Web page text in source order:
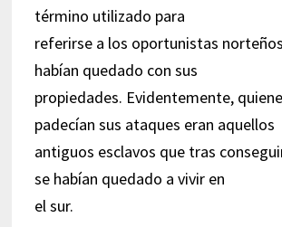
término utilizado para
referirse a los oportunistas
habían quedado con sus
propiedades. Evidentemente,
padecían sus ataques eran aquellos
antiguos esclavos que tras
se habían quedado a vivir en
el sur.